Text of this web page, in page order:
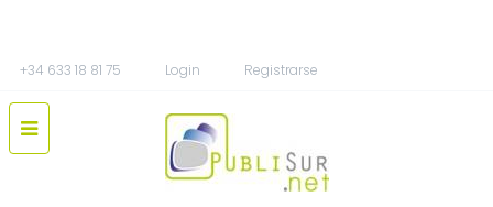
+34 633 18 81 75 Login Registrarse